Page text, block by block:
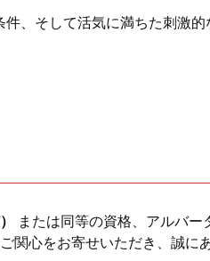
、そして活気に満ちた刺激的
または同等の資格、アルバ
関心をお寄せいただき、誠に